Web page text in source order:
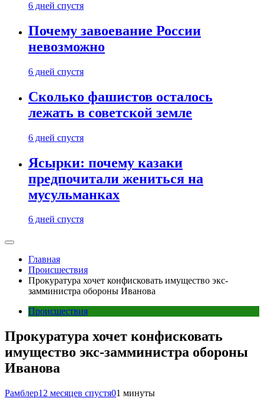
6 дней спустя
Почему завоевание России
невозможно
6 дней спустя
Сколько фашистов осталось
лежать в советской земле
6 дней спустя
Ясырки: почему казаки
предпочитали жениться на
мусульманках
6 дней спустя
Главная
Происшествия
Прокуратура хочет конфисковать имущество экс-
замминистра обороны Иванова
Происшествия
Прокуратура хочет конфисковать
имущество экс-замминистра обороны
Иванова
Рамблер12 месяцев спустя01 минуты